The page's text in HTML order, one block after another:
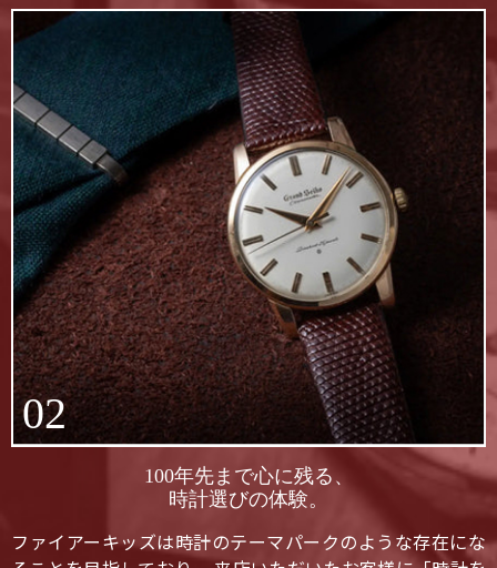
02
100年先まで心に残る、
時計選びの体験。
ファイアーキッズは時計のテーマパークのような存在にな